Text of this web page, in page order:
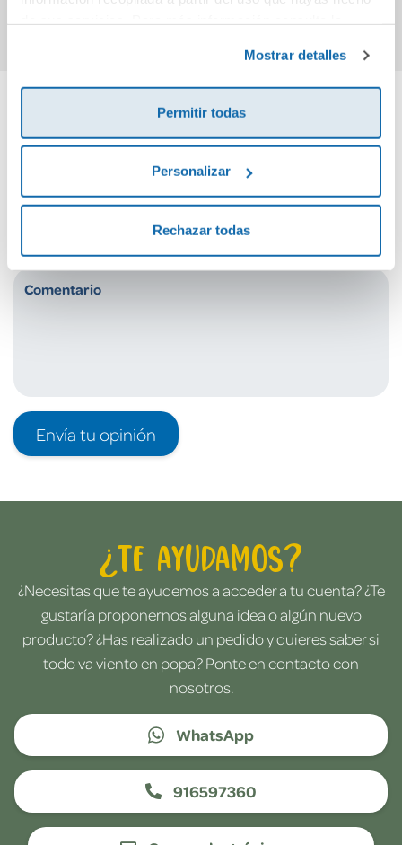
Mostrar detalles
Permitir todas
Personalizar
Rechazar todas
Cuéntanos tu opinión
¡Sé el primero en valorar este producto!
Envía tu opinión
¿Te ayudamos?
¿Necesitas que te ayudemos a acceder a tu cuenta? ¿Te
gustaría proponernos alguna idea o algún nuevo
producto? ¿Has realizado un pedido y quieres saber si
todo va viento en popa? Ponte en contacto con
nosotros.
WhatsApp
916597360